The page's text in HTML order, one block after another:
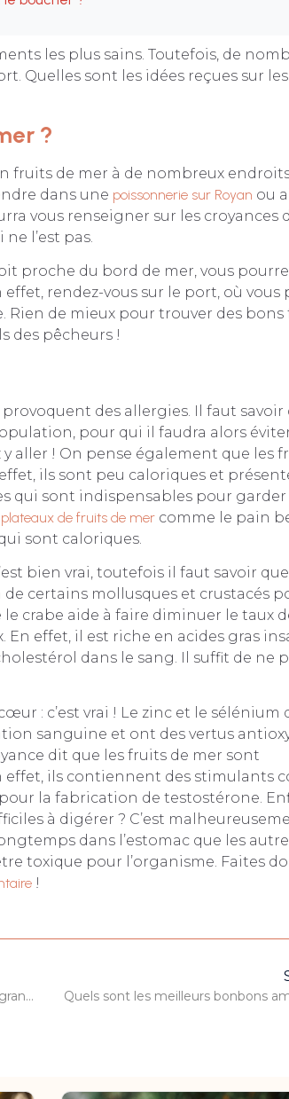
les plus sains. Toutefois, de
Quelles sont les idées reçues sur
?
fruits de mer à de nombreux
dans une poissonnerie sur Royan ou
vous renseigner sur les croyances
l’est pas.
proche du bord de mer, vous
rendez-vous sur le port, où vous
Rien de mieux pour trouver des bons
des pêcheurs !
des allergies. Il faut savoir
pour qui il faudra alors
y aller ! On pense également que les
ils sont peu caloriques et
qui sont indispensables pour
de fruits de mercomme le pain
sont caloriques.
bien vrai, toutefois il faut savoir que
certains mollusques et crustacés
crabe aide à faire diminuer le taux
En effet, il est riche en acides gras
dans le sang. Il suffit de ne
: c’est vrai ! Le zinc et le sélénium
sanguine et ont des vertus
dit que les fruits de mer sont
effet, ils contiennent des stimulants
la fabrication de testostérone.
à digérer ? C’est
dans l’estomac que les
toxique pour l’organisme. Faites
!
Manger des insectes : une tendance qui grandit Quels sont les meilleurs bonbons